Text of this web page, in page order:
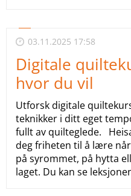
03.11.2025 17:58
Digitale
hvor du vil
Utforsk digitale
teknikker i ditt eget
fullt av quilteglede.
deg friheten til å lære
på syrommet, på hytta
laget. Du kan se